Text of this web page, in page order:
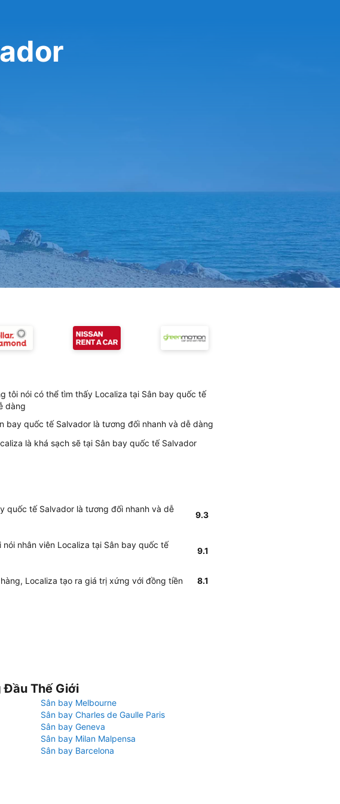
tôi nói có thể tìm thấy Localiza tại Sân bay quốc tế
dàng
bay quốc tế Salvador là tương đối nhanh và dễ dàng
là khá sạch sẽ tại Sân bay quốc tế Salvador
quốc tế Salvador là tương đối nhanh và dễ
9.3
nhân viên Localiza tại Sân bay quốc tế
9.1
Localiza tạo ra giá trị xứng với đồng tiền 8.1
Đầu Thế Giới
Sân bay Melbourne
Sân bay Charles de Gaulle Paris
Sân bay Geneva
Sân bay Milan Malpensa
Sân bay Barcelona